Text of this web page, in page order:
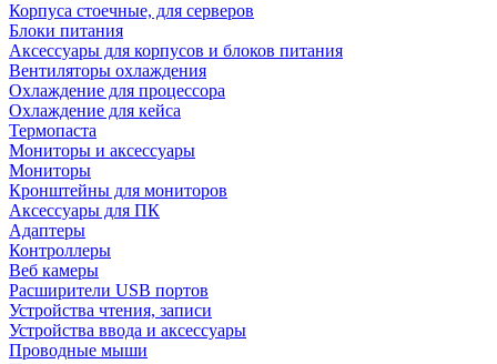
Корпуса стоечные, для серверов
Блоки питания
Аксессуары для корпусов и блоков питания
Вентиляторы охлаждения
Охлаждение для процессора
Охлаждение для кейса
Термопаста
Мониторы и аксессуары
Мониторы
Кронштейны для мониторов
Аксессуары для ПК
Адаптеры
Контроллеры
Веб камеры
Расширители USB портов
Устройства чтения, записи
Устройства ввода и аксессуары
Проводные мыши